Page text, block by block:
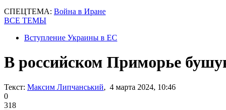
СПЕЦТЕМА: Война в Иране
ВСЕ ТЕМЫ
Вступление Украины в ЕС
В российском Приморье
Текст: Максим Липчанський, 4 марта 2024, 10:46
0
318